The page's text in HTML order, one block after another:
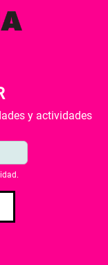
y actividades
.